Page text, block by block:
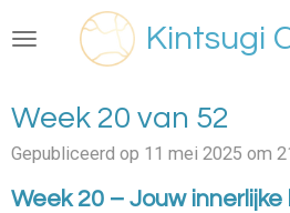
direct
de
hoofdinhoud
Kintsugi
Week 20 van 52
Gepubliceerd op 11 mei 2025 om
Week 20 – Jouw